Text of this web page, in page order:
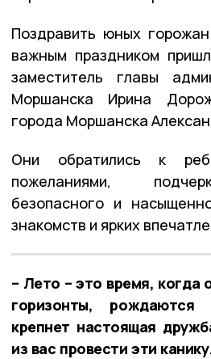
Поздравить юных
важным праздником
заместитель главы
Моршанска Ирина
города Моршанска
Они обратились к
пожеланиями,
безопасного и
знакомств и ярких
– Лето – это время, когда
горизонты,
крепнет настоящая
из вас провести эти